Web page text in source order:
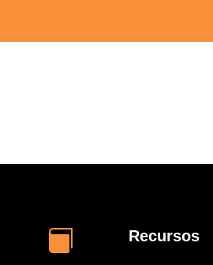
 Recursos